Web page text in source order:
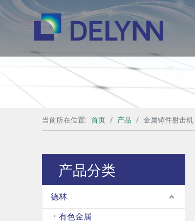
当前所在位置: 首页 / 产品 / 金属铸件射击机
产品分类
德林
有色金属